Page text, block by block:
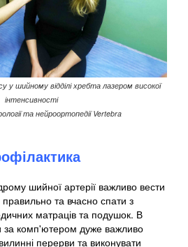
у шийному відділі хребта лазером високої
інтенсивності
та нейроортопедії Vertebra
шийної артерії важливо вести
та вчасно спати з
матраців та подушок. В
за комп'ютером дуже важливо
перерви та виконувати